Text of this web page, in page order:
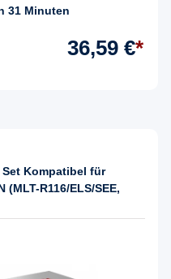
31 Minuten
36,59 €*
Kompatibel für
R116/ELS/SEE,